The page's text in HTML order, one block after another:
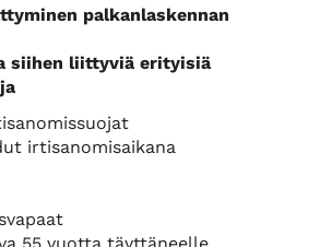
palkanlaskennan
siihen liittyviä erityisiä
irtisanomisaikana